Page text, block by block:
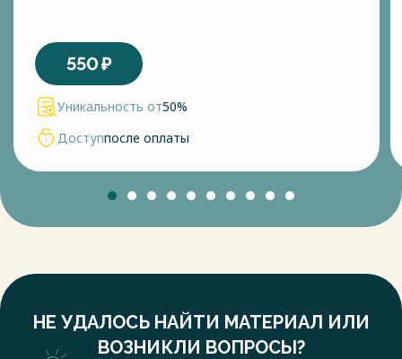
550₽
Уникальность от50%
Доступпосле оплаты
НЕ УДАЛОСЬ НАЙТИ МАТЕРИАЛ ИЛИ
ВОЗНИКЛИ ВОПРОСЫ?